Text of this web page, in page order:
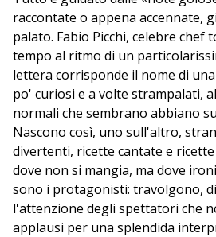
raccontate o appena accennate,
palato. Fabio Picchi, celebre chef
tempo al ritmo di un
lettera corrisponde il nome di
po' curiosi e a volte strampalati,
normali che sembrano abbiano
Nascono così, uno sull'altro,
divertenti, ricette cantate e
dove non si mangia, ma dove
sono i protagonisti: travolgono,
l'attenzione degli spettatori che
applausi per una splendida